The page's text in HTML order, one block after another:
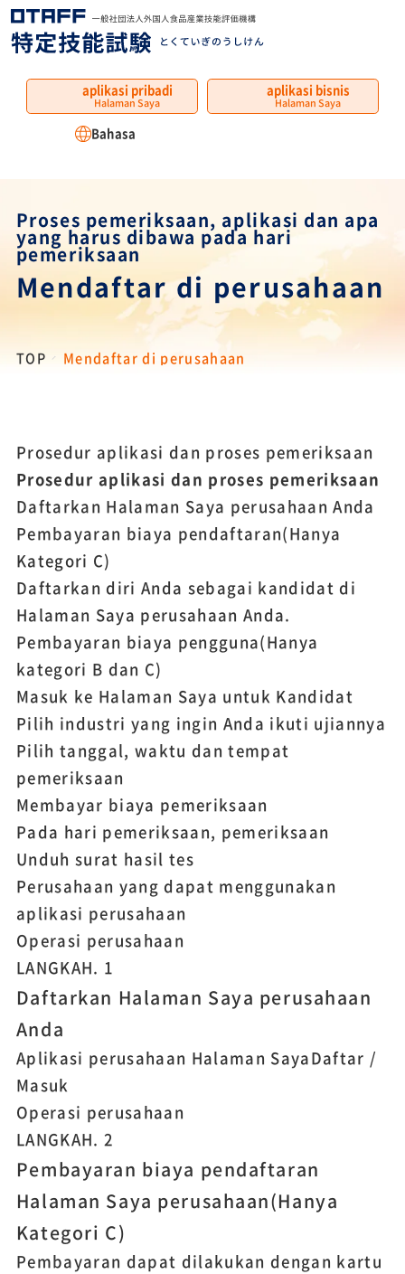
aplikasi pribadi
Halaman Saya
aplikasi bisnis
Halaman Saya
Bahasa
Proses pemeriksaan, aplikasi dan apa
yang harus dibawa pada hari
pemeriksaan
Mendaftar di perusahaan
TOP Mendaftar di perusahaan
Prosedur aplikasi dan proses pemeriksaan
Prosedur aplikasi dan proses pemeriksaan
Daftarkan Halaman Saya perusahaan Anda
Pembayaran biaya pendaftaran(Hanya
Kategori C)
Daftarkan diri Anda sebagai kandidat di
Halaman Saya perusahaan Anda.
Pembayaran biaya pengguna(Hanya
kategori B dan C)
Masuk ke Halaman Saya untuk Kandidat
Pilih industri yang ingin Anda ikuti ujiannya
Pilih tanggal, waktu dan tempat
pemeriksaan
Membayar biaya pemeriksaan
Pada hari pemeriksaan, pemeriksaan
Unduh surat hasil tes
Perusahaan yang dapat menggunakan
aplikasi perusahaan
Operasi perusahaan
LANGKAH. 1
Daftarkan Halaman Saya perusahaan
Anda
Aplikasi perusahaan Halaman SayaDaftar /
Masuk
Operasi perusahaan
LANGKAH. 2
Pembayaran biaya pendaftaran
Halaman Saya perusahaan(Hanya
Kategori C)
Pembayaran dapat dilakukan dengan kartu